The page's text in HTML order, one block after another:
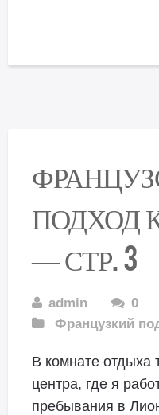
ПОДХОД
— СТР. 3
admin
0
Французкий
В комнате отдыха
центра, где я
пребывания в